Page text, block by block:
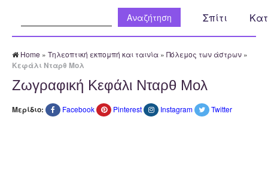
Σπίτι
Home » Τηλεοπτική εκπομπή και ταινία » Πόλεμος των άστρων »
Κεφάλι Νταρθ Μολ
Ζωγραφική Κεφάλι Νταρθ Μολ
Μερίδιο: Facebook Pinterest Instagram Twitter